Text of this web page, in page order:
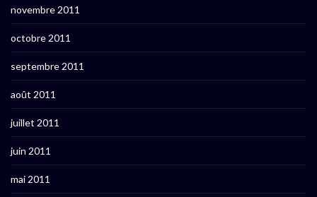
novembre 2011
octobre 2011
septembre 2011
août 2011
juillet 2011
juin 2011
mai 2011